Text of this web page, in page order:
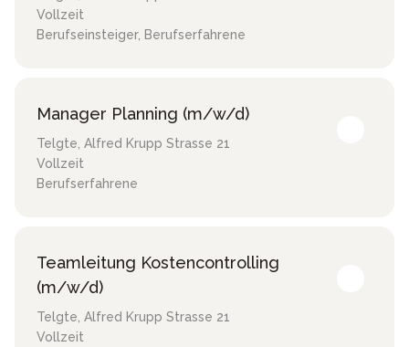
Vollzeit
Berufseinsteiger, Berufserfahrene
Manager Planning (m/w/d)
Telgte, Alfred Krupp Strasse 21
Vollzeit
Berufserfahrene
Teamleitung Kostencontrolling
(m/w/d)
Telgte, Alfred Krupp Strasse 21
Vollzeit